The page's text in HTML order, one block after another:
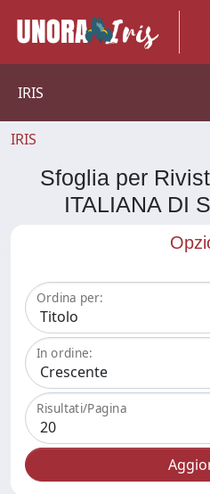
IRIS
IRIS
Sfoglia per
ITALIANA DI
Ordina per:
In ordine:
Risultati/Pagina